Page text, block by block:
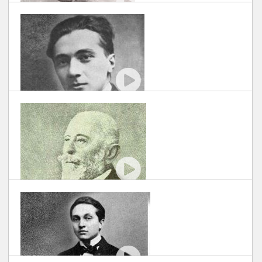
#EROIUITATI: PETRE ANTONESCU
SCRIS DE DOCUART| 30/11/2018
#EROIUITATI: LIZICA CODREANU
SCRIS DE DOCUART| 30/11/2018
#EROIUITATI: PĂSTOREL TEODOREANU
SCRIS DE DOCUART| 30/11/2018
#EROIUITATI: GHEORGHE POP DE BASESTI